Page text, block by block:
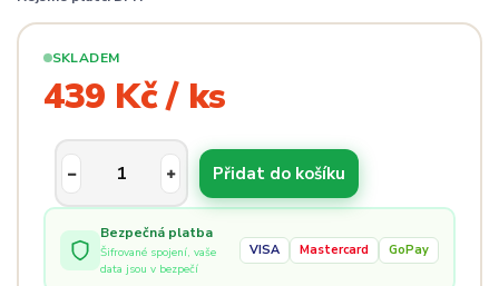
SKLADEM
439 Kč / ks
Přidat do košíku
Bezpečná platba
Šifrované spojení, vaše
data jsou v bezpečí
VISA Mastercard GoPay